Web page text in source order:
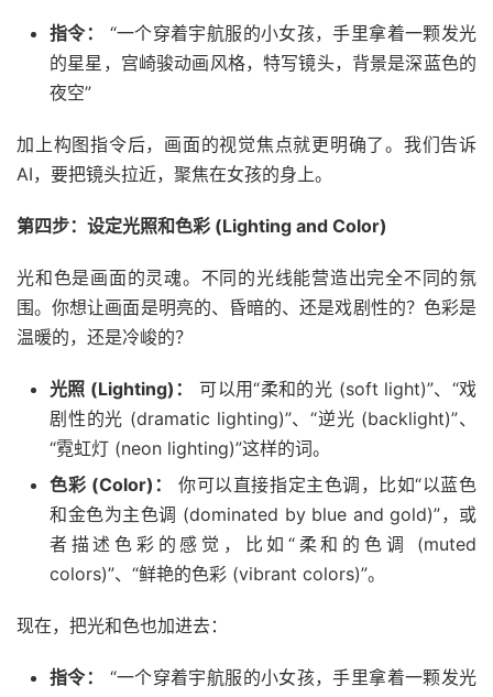
指令：
“一个穿着宇航服的小女孩，手里拿着一颗发光
的星星，宫崎骏动画风格，特写镜头，背景是深蓝色的
夜空”
加上构图指令后，画面的视觉焦点就更明确了。我们告诉
AI，要把镜头拉近，聚焦在女孩的身上。
第四步：设定光照和色彩 (Lighting and Color)
光和色是画面的灵魂。不同的光线能营造出完全不同的氛
围。你想让画面是明亮的、昏暗的、还是戏剧性的？色彩是
温暖的，还是冷峻的？
光照 (Lighting)：
可以用“柔和的光 (soft light)”、“戏
剧性的光 (dramatic lighting)”、“逆光 (backlight)”、
“霓虹灯 (neon lighting)”这样的词。
色彩 (Color)：
你可以直接指定主色调，比如“以蓝色
和金色为主色调 (dominated by blue and gold)”，或
者描述色彩的感觉，比如“柔和的色调 (muted
colors)”、“鲜艳的色彩 (vibrant colors)”。
现在，把光和色也加进去：
指令：
“一个穿着宇航服的小女孩，手里拿着一颗发光